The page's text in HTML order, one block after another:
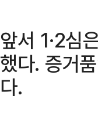
앞서 1·2심
했다. 증거
다.